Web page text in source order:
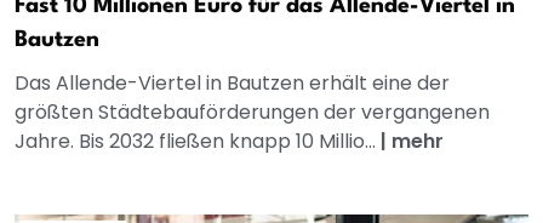
Fast 10 Millionen Euro für das Allende-Viertel in
Bautzen
Das Allende-Viertel in Bautzen erhält eine der
größten Städtebauförderungen der vergangenen
Jahre. Bis 2032 fließen knapp 10 Millio... | mehr